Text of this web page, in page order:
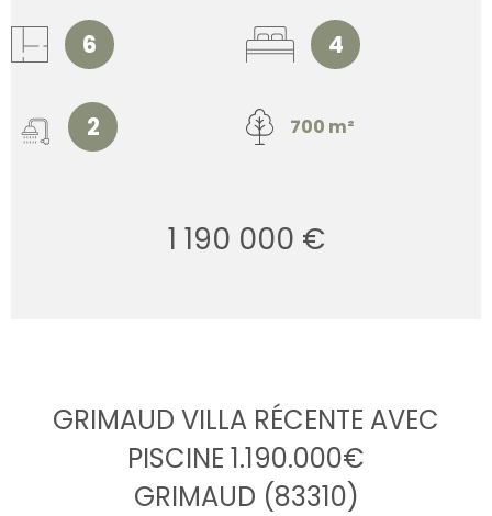
6 4
2 700 m²
1 190 000 €
GRIMAUD VILLA RÉCENTE AVEC
PISCINE 1.190.000€
GRIMAUD (83310)